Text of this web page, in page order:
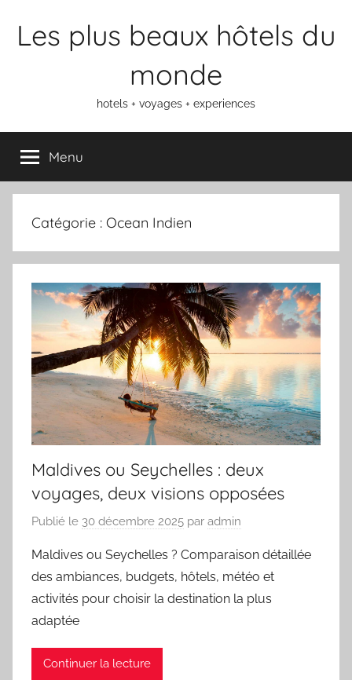
Les plus beaux hôtels du
monde
hotels + voyages + experiences
Menu
Catégorie : Ocean Indien
Maldives ou Seychelles : deux
voyages, deux visions opposées
Publié le 30 décembre 2025 par admin
Maldives ou Seychelles ? Comparaison détaillée
des ambiances, budgets, hôtels, météo et
activités pour choisir la destination la plus
adaptée
Continuer la lecture